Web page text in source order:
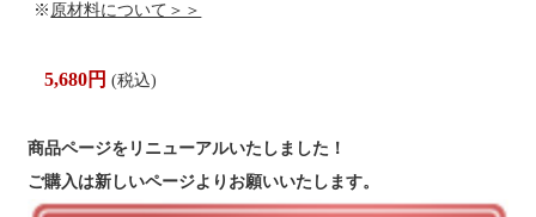
※ 原材料について＞＞
5,680円(税込)
商品ページをリニューアルいたしました！
ご購入は新しいページよりお願いいたします。